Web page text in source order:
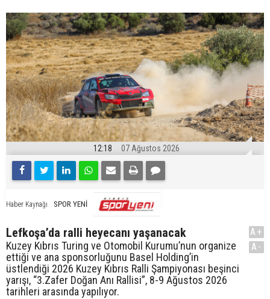
12:18 07 Ağustos 2026
Haber Kaynağı SPOR YENİ
Lefkoşa’da ralli heyecanı yaşanacak
Kuzey Kıbrıs Turing ve Otomobil Kurumu’nun organize
ettiği ve ana sponsorluğunu Basel Holding’in
üstlendiği 2026 Kuzey Kıbrıs Ralli Şampiyonası beşinci
yarışı, “3.Zafer Doğan Anı Rallisi”, 8-9 Ağustos 2026
tarihleri arasında yapılıyor.
A+
A-